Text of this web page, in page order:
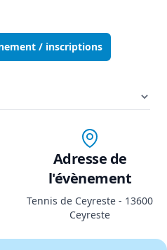
/ inscriptions
Adresse de
l'évènement
Tennis de Ceyreste - 13600
Ceyreste